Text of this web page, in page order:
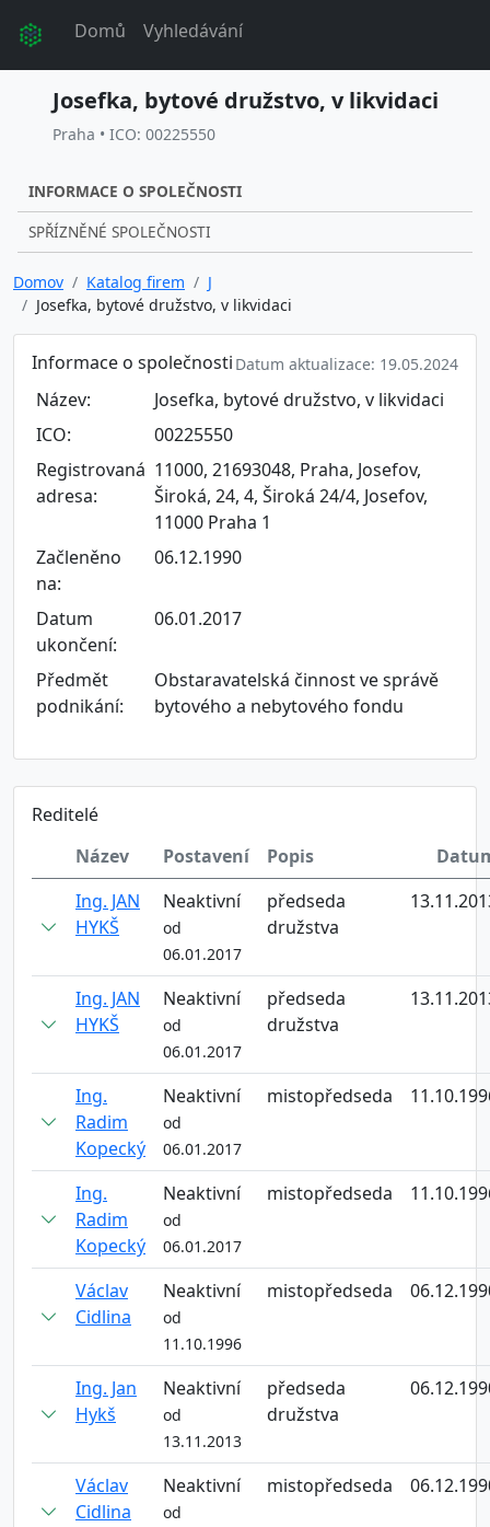
Domů Vyhledávání
Josefka, bytové družstvo, v likvidaci
Praha • ICO: 00225550
INFORMACE O SPOLEČNOSTI
SPŘÍZNĚNÉ SPOLEČNOSTI
Domov Katalog firem
J
Josefka, bytové družstvo, v likvidaci
Informace o společnosti Datum aktualizace: 19.05.2024
Název:
Josefka, bytové družstvo, v likvidaci
ICO:
00225550
Registrovaná
adresa:
11000, 21693048, Praha, Josefov,
Široká, 24, 4, Široká 24/4, Josefov,
11000 Praha 1
Začleněno
na:
06.12.1990
Datum
ukončení:
06.01.2017
Předmět
podnikání:
Obstaravatelská činnost ve správě
bytového a nebytového fondu
Reditelé
Název
Postavení Popis
Ing. JAN
HYKŠ
Neaktivní
od
06.01.2017
předseda
družstva
Ing. JAN
HYKŠ
Neaktivní
od
06.01.2017
předseda
družstva
Ing.
Radim
Kopecký
Neaktivní
od
06.01.2017
mistopředseda
Ing.
Radim
Kopecký
Neaktivní
od
06.01.2017
mistopředseda
Václav
Cidlina
Neaktivní
od
11.10.1996
mistopředseda
Ing. Jan
Hykš
Neaktivní
od
13.11.2013
předseda
družstva
Václav
Cidlina
Neaktivní
od
mistopředseda